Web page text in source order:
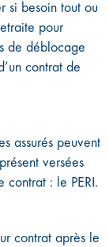
si besoin tout ou
pour
de déblocage
contrat de
assurés peuvent
versées
contrat : le PERI.
contrat après le